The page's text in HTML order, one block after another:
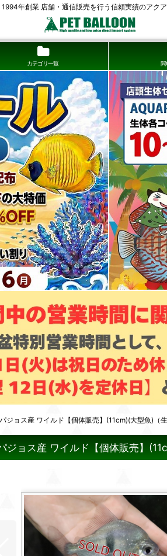
1994年創業 店舗・通信販売を行う信頼実績のアク
カテゴリ一覧 問
ジョス産 ワイルド【個体販売】(11cm)(大型魚)（
ジョス産 ワイルド【個体販売】